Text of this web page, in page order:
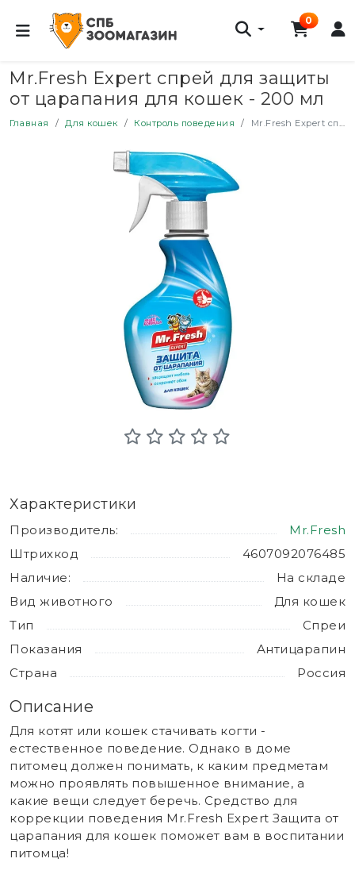
0
Mr.Fresh Expert спрей для защиты
от царапания для кошек - 200 мл
Главная Для кошек Контроль поведения Mr.Fresh Expert спрей для защиты от царапания для кошек - 200 мл
Характеристики
Производитель:
Mr.Fresh
Штрихкод
4607092076485
Наличие:
На складе
Вид животного
Для кошек
Тип
Спреи
Показания
Антицарапин
Страна
Россия
Описание
Для котят или кошек стачивать когти -
естественное поведение. Однако в доме
питомец должен понимать, к каким предметам
можно проявлять повышенное внимание, а
какие вещи следует беречь. Средство для
коррекции поведения Mr.Fresh Expert Защита от
царапания для кошек поможет вам в воспитании
питомца!